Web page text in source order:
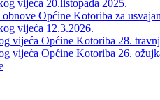
vijeća 20.listopada 2025.
Općine Kotoriba za
vijeća 12.3.2026.
vijeća Općine Kotoriba 28.
vijeća Općine Kotoriba 26.